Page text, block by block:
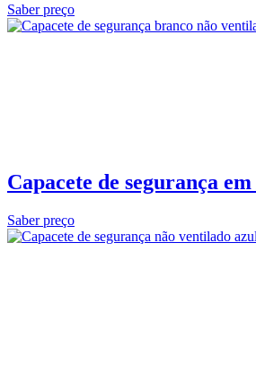
Saber preço
Capacete de segurança
Saber preço